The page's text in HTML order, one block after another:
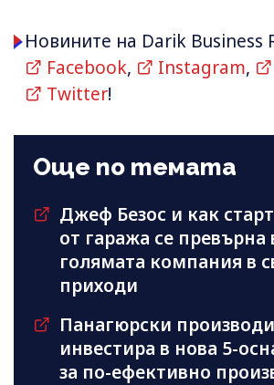
Новините на Darik Business
Facebook, Instagram,
Twitter!
Още по темата
Джеф Безос и как
от гаража се превърна
голямата компания в
приходи
Панагюрски
инвестира в нова 5-
за по-ефективно